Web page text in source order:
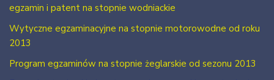
egzamin i patent na stopnie wodniackie
Wytyczne egzaminacyjne na stopnie motorowodne od roku
2013
Program egzaminów na stopnie żeglarskie od sezonu 2013